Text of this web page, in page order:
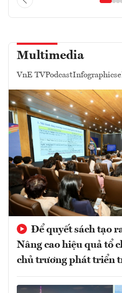
Multimedia
VnE TVPodcastInfographics
Để quyết sách tạo
Nâng cao hiệu quả tổ
chủ trương phát triển